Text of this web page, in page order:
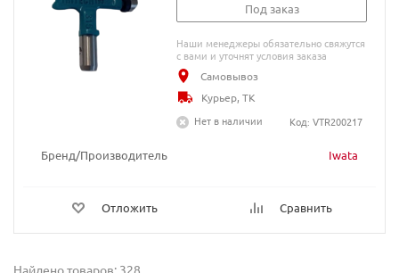
Бренд/Производитель Iwata
Отложить Сравнить
Под заказ
Наши менеджеры обязательно свяжутся
с вами и уточнят условия заказа
Самовывоз
Курьер, ТК
Нет в наличии
Код: VTR200217
Найдено товаров: 328